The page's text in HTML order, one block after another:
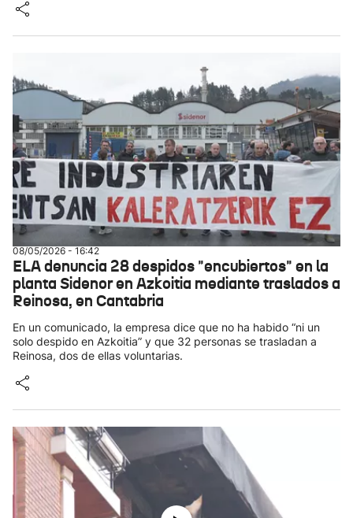
08/05/2026 - 16:42
ELA denuncia 28 despidos "encubiertos" en la
planta Sidenor en Azkoitia mediante traslados a
Reinosa, en Cantabria
En un comunicado, la empresa dice que no ha habido “ni un
solo despido en Azkoitia” y que 32 personas se trasladan a
Reinosa, dos de ellas voluntarias.